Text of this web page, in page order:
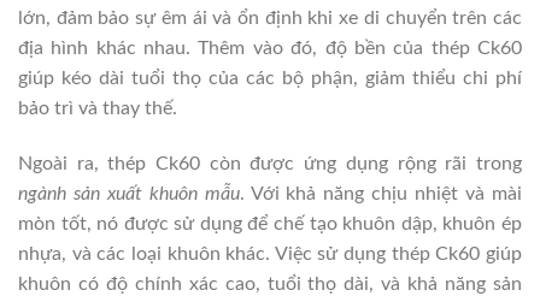
lớn, đảm bảo sự êm ái và ổn định khi xe di chuyển trên các
địa hình khác nhau. Thêm vào đó, độ bền của thép Ck60
giúp kéo dài tuổi thọ của các bộ phận, giảm thiểu chi phí
bảo trì và thay thế.
Ngoài ra, thép Ck60 còn được ứng dụng rộng rãi trong
ngành sản xuất khuôn mẫu. Với khả năng chịu nhiệt và mài
mòn tốt, nó được sử dụng để chế tạo khuôn dập, khuôn ép
nhựa, và các loại khuôn khác. Việc sử dụng thép Ck60 giúp
khuôn có độ chính xác cao, tuổi thọ dài, và khả năng sản